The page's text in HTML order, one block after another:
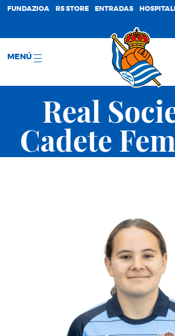
FUNDAZIOA RS STORE ENTRADAS
MENÚ
Real
Cadete